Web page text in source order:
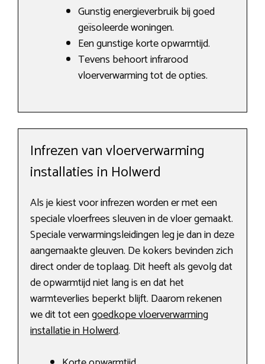
Gunstig energieverbruik bij goed
geïsoleerde woningen.
Een gunstige korte opwarmtijd.
Tevens behoort infrarood
vloerverwarming tot de opties.
Infrezen van vloerverwarming
installaties in Holwerd
Als je kiest voor infrezen worden er met een
speciale vloerfrees sleuven in de vloer gemaakt.
Speciale verwarmingsleidingen leg je dan in deze
aangemaakte gleuven. De kokers bevinden zich
direct onder de toplaag. Dit heeft als gevolg dat
de opwarmtijd niet lang is en dat het
warmteverlies beperkt blijft. Daarom rekenen
we dit tot eengoedkope vloerverwarming
installatie in Holwerd.